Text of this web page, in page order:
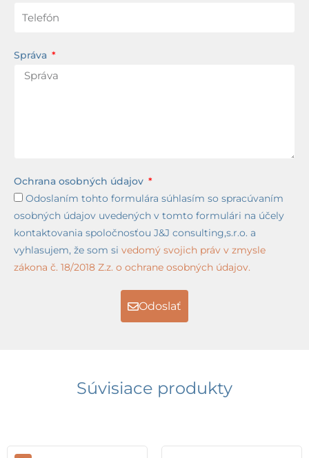
Správa
Ochrana osobných údajov
Odoslaním tohto formulára súhlasím so spracúvaním
osobných údajov uvedených v tomto formulári na účely
kontaktovania spoločnosťou J&J consulting,s.r.o. a
vyhlasujem, že som si vedomý svojich práv v zmysle
zákona č. 18/2018 Z.z. o ochrane osobných údajov.
Odoslať
Súvisiace produkty